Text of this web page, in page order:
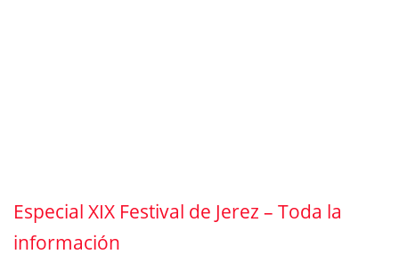
Especial XIX Festival de Jerez – Toda la
información